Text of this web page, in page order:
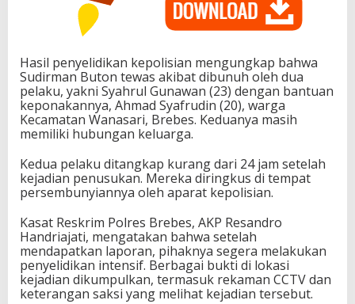
Hasil penyelidikan kepolisian mengungkap bahwa
Sudirman Buton tewas akibat dibunuh oleh dua
pelaku, yakni Syahrul Gunawan (23) dengan bantuan
keponakannya, Ahmad Syafrudin (20), warga
Kecamatan Wanasari, Brebes. Keduanya masih
memiliki hubungan keluarga.
Kedua pelaku ditangkap kurang dari 24 jam setelah
kejadian penusukan. Mereka diringkus di tempat
persembunyiannya oleh aparat kepolisian.
Kasat Reskrim Polres Brebes, AKP Resandro
Handriajati, mengatakan bahwa setelah
mendapatkan laporan, pihaknya segera melakukan
penyelidikan intensif. Berbagai bukti di lokasi
kejadian dikumpulkan, termasuk rekaman CCTV dan
keterangan saksi yang melihat kejadian tersebut.